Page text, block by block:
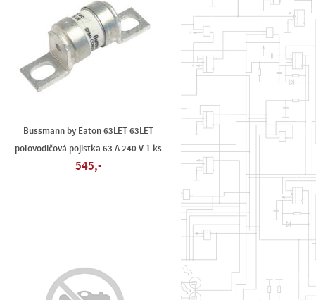
Bussmann by Eaton 63LET 63LET
polovodičová pojistka 63 A 240 V 1 ks
545,-